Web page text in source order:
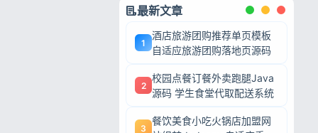
最新文章
1
酒店旅游团购推荐单页模板
自适应旅游团购落地页源码
2
校园点餐订餐外卖跑腿Java
源码 学生食堂代取配送系统
3
餐饮美食小吃火锅店加盟网